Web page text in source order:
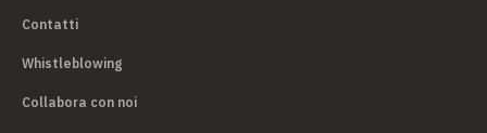
Contatti
Whistleblowing
Collabora con noi